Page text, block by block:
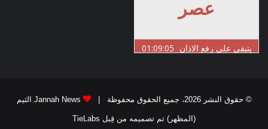
© حقوق النشر 2026، جميع الحقوق محفوظة | Jannah News الثيم
(المظهر) تم تصميمه من قِبل TieLabs